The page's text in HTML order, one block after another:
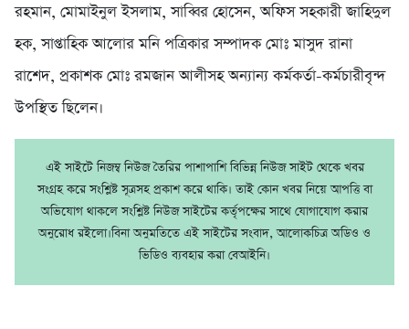
রহমান, মোমাইনুল ইসলাম, সাব্বির হোসেন, অফিস সহকারী জাহিদুল
হক, সাপ্তাহিক আলোর মনি পত্রিকার সম্পাদক মোঃ মাসুদ রানা
রাশেদ, প্রকাশক মোঃ রমজান আলীসহ অন্যান্য কর্মকর্তা-কর্মচারীবৃন্দ
উপস্থিত ছিলেন।
এই সাইটে নিজম্ব নিউজ তৈরির পাশাপাশি বিভিন্ন নিউজ সাইট থেকে খবর
সংগ্রহ করে সংশ্লিষ্ট সূত্রসহ প্রকাশ করে থাকি। তাই কোন খবর নিয়ে আপত্তি বা
অভিযোগ থাকলে সংশ্লিষ্ট নিউজ সাইটের কর্তৃপক্ষের সাথে যোগাযোগ করার
অনুরোধ রইলো।বিনা অনুমতিতে এই সাইটের সংবাদ, আলোকচিত্র অডিও ও
ভিডিও ব্যবহার করা বেআইনি।